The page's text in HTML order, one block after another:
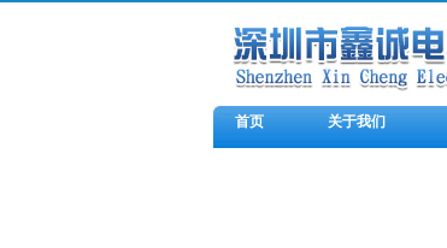
首页 关于我们